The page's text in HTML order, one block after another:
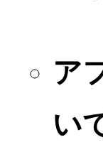
ア
い